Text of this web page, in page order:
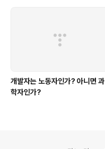
개발자는 노동자인가? 아니면 과
학자인가?